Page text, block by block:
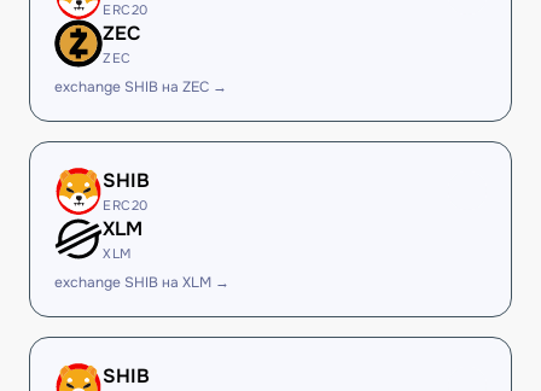
ERC20
ZEC
ZEC
exchange SHIB на ZEC →
SHIB
ERC20
XLM
XLM
exchange SHIB на XLM →
SHIB